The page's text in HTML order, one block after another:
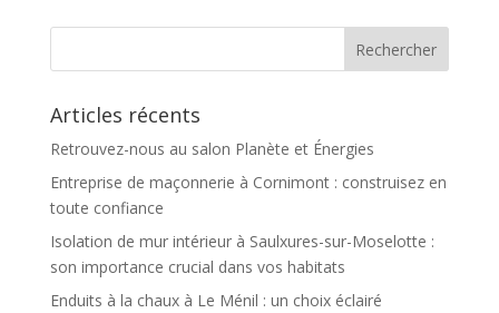
Articles récents
Retrouvez-nous au salon Planète et Énergies
Entreprise de maçonnerie à Cornimont : construisez en
toute confiance
Isolation de mur intérieur à Saulxures-sur-Moselotte :
son importance crucial dans vos habitats
Enduits à la chaux à Le Ménil : un choix éclairé